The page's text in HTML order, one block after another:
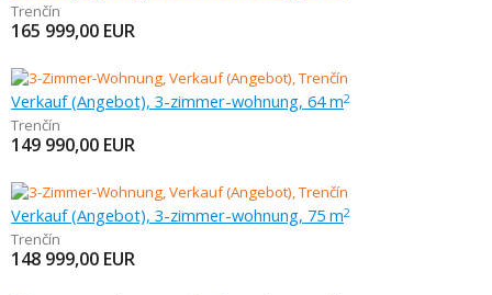
Trenčín
165 999,00 EUR
Verkauf (Angebot), 3-zimmer-wohnung, 64 m2
Trenčín
149 990,00 EUR
Verkauf (Angebot), 3-zimmer-wohnung, 75 m2
Trenčín
148 999,00 EUR